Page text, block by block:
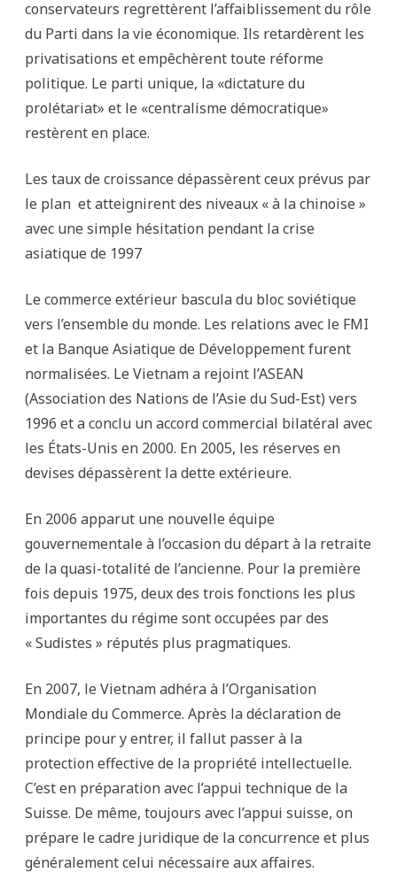
conservateurs regrettèrent l’affaiblissement du rôle
du Parti dans la vie économique. Ils retardèrent les
privatisations et empêchèrent toute réforme
politique. Le parti unique, la «dictature du
prolétariat» et le «centralisme démocratique»
restèrent en place.
Les taux de croissance dépassèrent ceux prévus par
le plan et atteignirent des niveaux « à la chinoise »
avec une simple hésitation pendant la crise
asiatique de 1997
Le commerce extérieur bascula du bloc soviétique
vers l’ensemble du monde. Les relations avec le FMI
et la Banque Asiatique de Développement furent
normalisées. Le Vietnam a rejoint l’ASEAN
(Association des Nations de l’Asie du Sud-Est) vers
1996 et a conclu un accord commercial bilatéral avec
les États-Unis en 2000. En 2005, les réserves en
devises dépassèrent la dette extérieure.
En 2006 apparut une nouvelle équipe
gouvernementale à l’occasion du départ à la retraite
de la quasi-totalité de l’ancienne. Pour la première
fois depuis 1975, deux des trois fonctions les plus
importantes du régime sont occupées par des
« Sudistes » réputés plus pragmatiques.
En 2007, le Vietnam adhéra à l’Organisation
Mondiale du Commerce. Après la déclaration de
principe pour y entrer, il fallut passer à la
protection effective de la propriété intellectuelle.
C’est en préparation avec l’appui technique de la
Suisse. De même, toujours avec l’appui suisse, on
prépare le cadre juridique de la concurrence et plus
généralement celui nécessaire aux affaires.